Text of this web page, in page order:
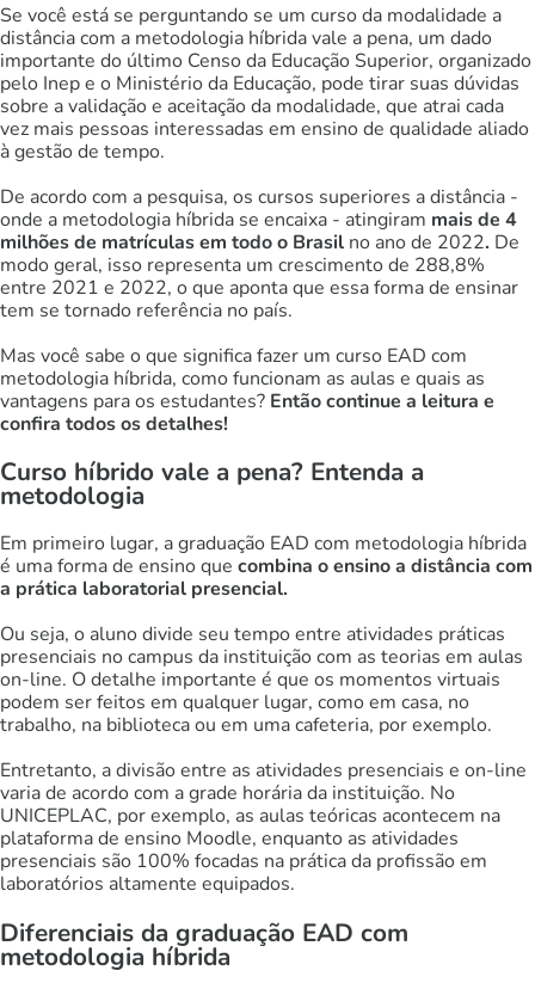
Se você está se perguntando se um curso da modalidade a
distância com a metodologia híbrida vale a pena, um dado
importante do último Censo da Educação Superior, organizado
pelo Inep e o Ministério da Educação, pode tirar suas dúvidas
sobre a validação e aceitação da modalidade, que atrai cada
vez mais pessoas interessadas em ensino de qualidade aliado
à gestão de tempo.
De acordo com a pesquisa, os cursos superiores a distância -
onde a metodologia híbrida se encaixa - atingiram mais de 4
milhões de matrículas em todo o Brasil no ano de 2022. De
modo geral, isso representa um crescimento de 288,8%
entre 2021 e 2022, o que aponta que essa forma de ensinar
tem se tornado referência no país.
Mas você sabe o que significa fazer um curso EAD com
metodologia híbrida, como funcionam as aulas e quais as
vantagens para os estudantes? Então continue a leitura e
confira todos os detalhes!
Curso híbrido vale a pena? Entenda a
metodologia
Em primeiro lugar, a graduação EAD com metodologia híbrida
é uma forma de ensino que combina o ensino a distância com
a prática laboratorial presencial.
Ou seja, o aluno divide seu tempo entre atividades práticas
presenciais no campus da instituição com as teorias em aulas
on-line. O detalhe importante é que os momentos virtuais
podem ser feitos em qualquer lugar, como em casa, no
trabalho, na biblioteca ou em uma cafeteria, por exemplo.
Entretanto, a divisão entre as atividades presenciais e on-line
varia de acordo com a grade horária da instituição. No
UNICEPLAC, por exemplo, as aulas teóricas acontecem na
plataforma de ensino Moodle, enquanto as atividades
presenciais são 100% focadas na prática da profissão em
laboratórios altamente equipados.
Diferenciais da graduação EAD com
metodologia híbrida